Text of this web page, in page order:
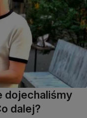
dojechaliśmy
dalej?